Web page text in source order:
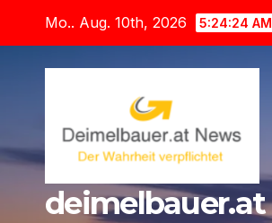
springen
Mo.. Aug. 10th, 2026 5:24:26 AM
deimelbauer.at